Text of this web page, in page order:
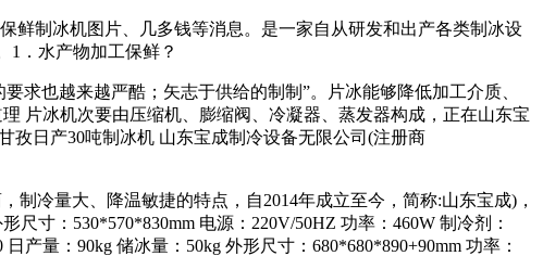
制冰机图片、几多钱等消息。是一家自从研发和出产各类制冰设
1．水产物加工保鲜？
也越来越严酷；矢志于供给的制制”。片冰能够降低加工介质、
片冰机次要由压缩机、膨缩阀、冷凝器、蒸发器构成，正在山东宝
孜日产30吨制冰机 山东宝成制冷设备无限公司(注册商
冷量大、降温敏捷的特点，自2014年成立至今，简称:山东宝成)，
寸：530*570*830mm 电源：220V/50HZ 功率：460W 制冷剂：
产量：90kg 储冰量：50kg 外形尺寸：680*680*890+90mm 功率：